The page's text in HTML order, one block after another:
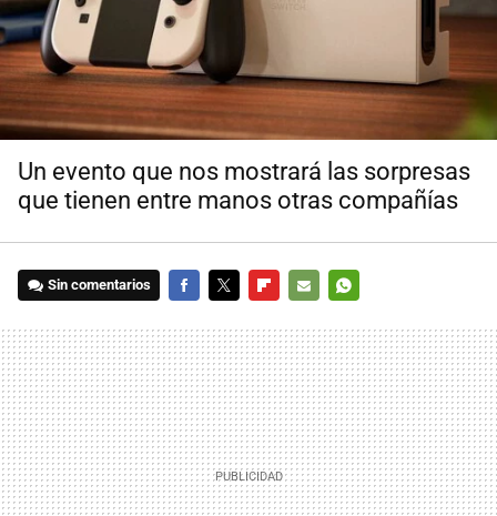
Un evento que nos mostrará las sorpresas
que tienen entre manos otras compañías
Sin comentarios
MAIL